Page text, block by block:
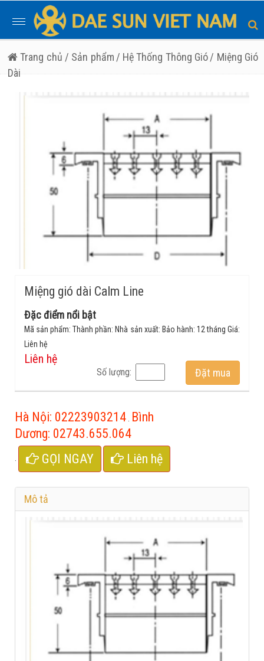
Toggle
navigation
Trang chủ / Sản phẩm / Hệ Thống Thông Gió/ Miệng Gió
Dài
Miệng gió dài Calm Line
Đặc điểm nổi bật
Mã sản phẩm: Thành phần: Nhà sản xuất: Bảo hành: 12 tháng Giá:
Liên hệ
Liên hệ
Số lượng: Đặt mua
Hà Nội: 02223903214 Bình
Dương: 02743.655.064
GỌI NGAY Liên hệ
Mô tả